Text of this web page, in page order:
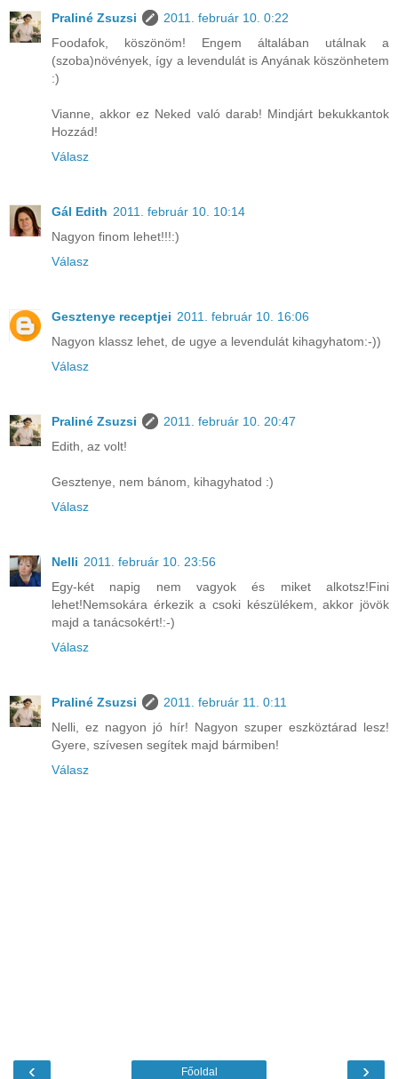
Praliné Zsuzsi
2011. február 10. 0:22
Foodafok, köszönöm! Engem általában utálnak a
(szoba)növények, így a levendulát is Anyának köszönhetem
:)
Vianne, akkor ez Neked való darab! Mindjárt bekukkantok
Hozzád!
Válasz
Gál Edith 2011. február 10. 10:14
Nagyon finom lehet!!!:)
Válasz
Gesztenye receptjei 2011. február 10. 16:06
Nagyon klassz lehet, de ugye a levendulát kihagyhatom:-))
Válasz
Praliné Zsuzsi
2011. február 10. 20:47
Edith, az volt!
Gesztenye, nem bánom, kihagyhatod :)
Válasz
Nelli 2011. február 10. 23:56
Egy-két napig nem vagyok és miket alkotsz!Fini
lehet!Nemsokára érkezik a csoki készülékem, akkor jövök
majd a tanácsokért!:-)
Válasz
Praliné Zsuzsi
2011. február 11. 0:11
Nelli, ez nagyon jó hír! Nagyon szuper eszköztárad lesz!
Gyere, szívesen segítek majd bármiben!
Válasz
‹ ›
Főoldal